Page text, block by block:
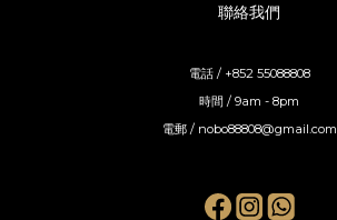
聯絡我們
電話 / +852 55088808
時間 / 9am - 8pm
電郵 / nobo88808@gmail.com